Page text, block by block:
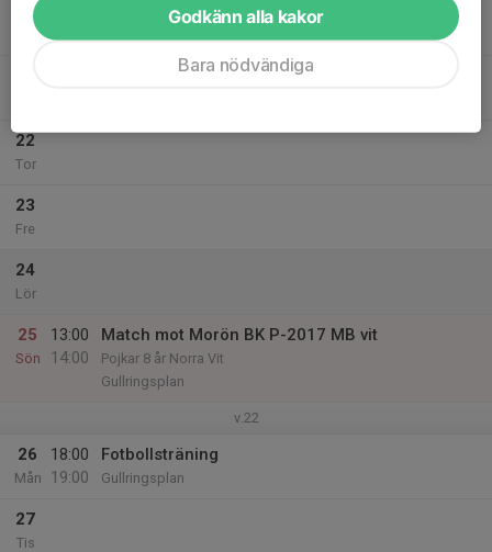
20
Fotbollsträning
22
Tor
23
Fre
24
Lör
25
Sön
13:00
14:00
Match mot Morön BK P-2017 MB vit
Pojkar 8 år Norra Vit
Gullringsplan
v.22
26
Mån
18:00
19:00
Fotbollsträning
Gullringsplan
27
Tis
Godkänn alla kakor
Bara nödvändiga